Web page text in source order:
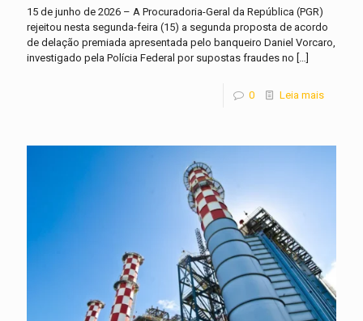
15 de junho de 2026 – A Procuradoria-Geral da República (PGR)
rejeitou nesta segunda-feira (15) a segunda proposta de acordo
de delação premiada apresentada pelo banqueiro Daniel Vorcaro,
investigado pela Polícia Federal por supostas fraudes no
0 Leia mais